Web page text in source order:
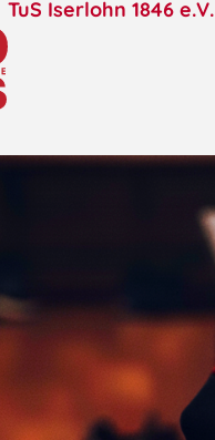
TuS Iserlohn 1846 e.V.